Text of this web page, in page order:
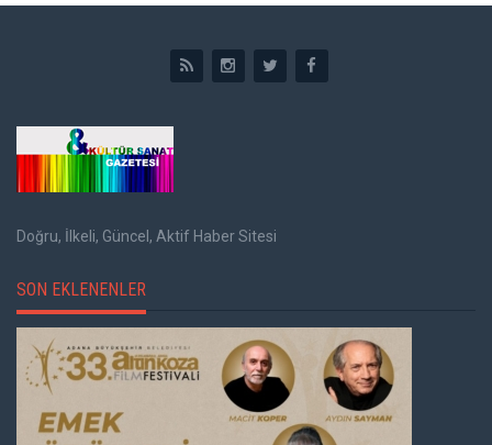
Doğru, İlkeli, Güncel, Aktif Haber Sitesi
SON EKLENENLER